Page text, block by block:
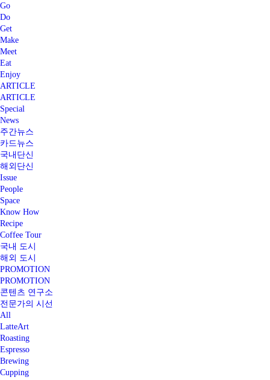
Go
Do
Get
Make
Meet
Eat
Enjoy
ARTICLE
ARTICLE
Special
News
주간뉴스
카드뉴스
국내단신
해외단신
Issue
People
Space
Know How
Recipe
Coffee Tour
국내 도시
해외 도시
PROMOTION
PROMOTION
콘텐츠 연구소
전문가의 시선
All
LatteArt
Roasting
Espresso
Brewing
Cupping